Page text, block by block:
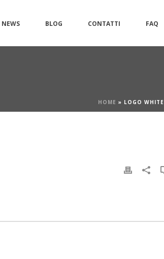
NEWS BLOG CONTATTI FAQ
HOME » LOGO